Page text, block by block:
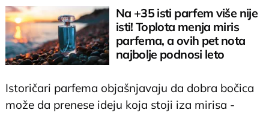
Na +35 isti parfem više nije
isti! Toplota menja miris
parfema, a ovih pet nota
najbolje podnosi leto
Istoričari parfema objašnjavaju da dobra bočica
može da prenese ideju koja stoji iza mirisa -